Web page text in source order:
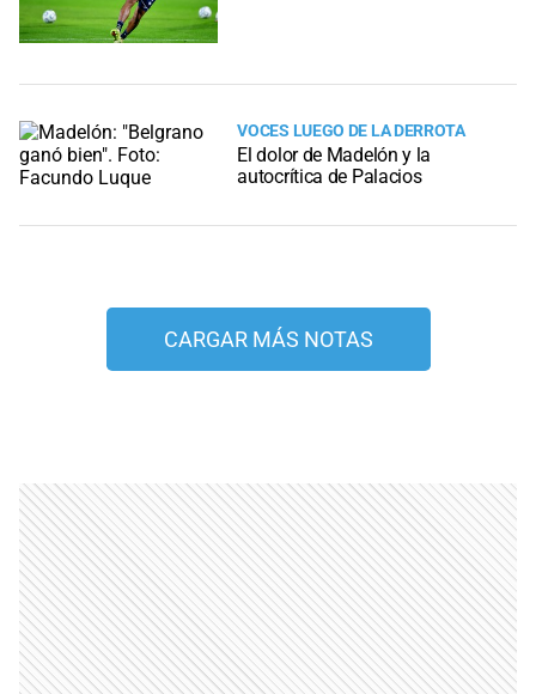
VOCES LUEGO DE LA DERROTA
El dolor de Madelón y la
autocrítica de Palacios
CARGAR MÁS NOTAS